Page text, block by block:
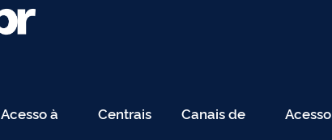
Acesso à
Informação
Centrais
de
Canais de
Atendimento
Acesso
Restrito